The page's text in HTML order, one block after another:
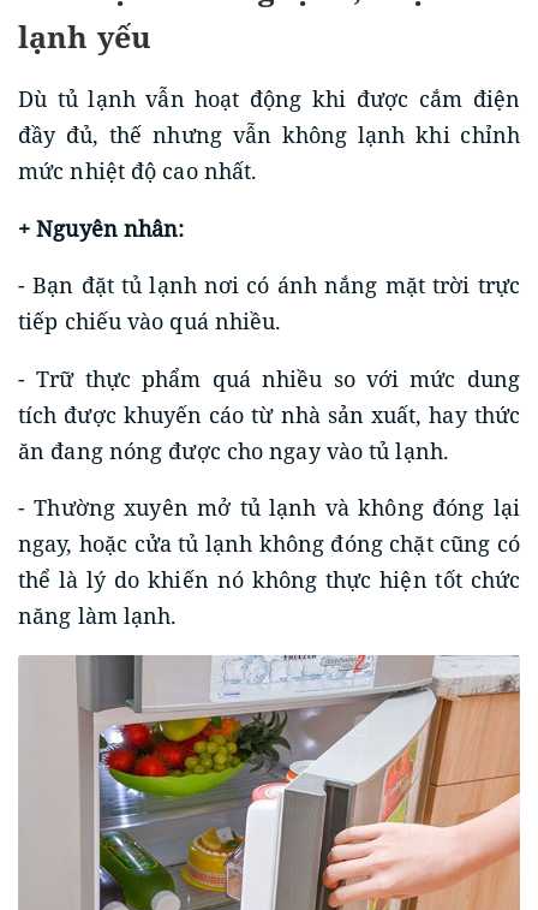
lạnh yếu
Dù tủ lạnh vẫn hoạt động khi được cắm điện
đầy đủ, thế nhưng vẫn không lạnh khi chỉnh
mức nhiệt độ cao nhất.
+ Nguyên nhân:
- Bạn đặt tủ lạnh nơi có ánh nắng mặt trời trực
tiếp chiếu vào quá nhiều.
- Trữ thực phẩm quá nhiều so với mức dung
tích được khuyến cáo từ nhà sản xuất, hay thức
ăn đang nóng được cho ngay vào tủ lạnh.
- Thường xuyên mở tủ lạnh và không đóng lại
ngay, hoặc cửa tủ lạnh không đóng chặt cũng có
thể là lý do khiến nó không thực hiện tốt chức
năng làm lạnh.